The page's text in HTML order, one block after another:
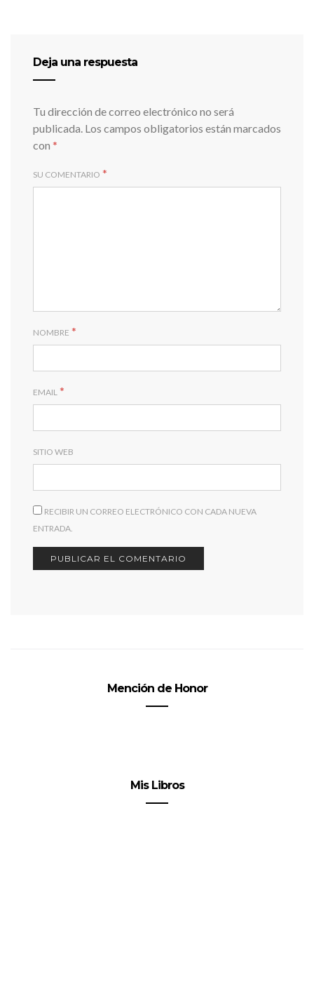
Deja una respuesta
Tu dirección de correo electrónico no será
publicada. Los campos obligatorios están marcados
con *
SU COMENTARIO *
NOMBRE *
EMAIL *
SITIO WEB
RECIBIR UN CORREO ELECTRÓNICO CON CADA NUEVA
ENTRADA.
Mención de Honor
Mis Libros